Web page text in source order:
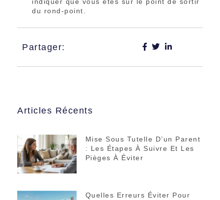
du rond-point.
Partager:
Articles Récents
Mise Sous Tutelle D’un Parent
: Les Étapes À Suivre Et Les
Pièges À Éviter
Quelles Erreurs Éviter Pour